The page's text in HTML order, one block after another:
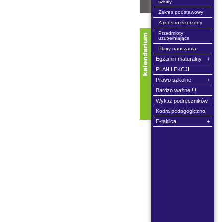
szkoły
Zakres podstawowy
Zakres rozszerzony
Przedmioty
uzupełniające
Plany nauczania
Egzamin maturalny
+
PLAN LEKCJI
Prawo szkolne
+
Bardzo ważne !!!
Wykaz podręczników
Kadra pedagogiczna
E-tablica
+
od dnia:
do dnia: